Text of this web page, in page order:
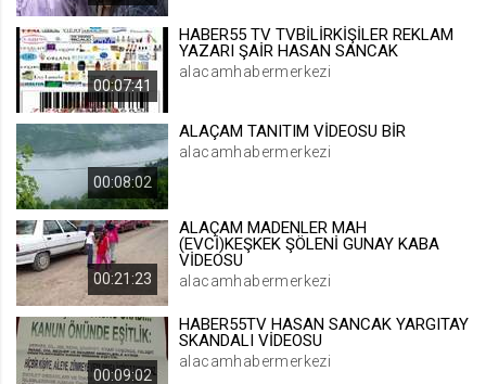
voteLike*
.web.tv
1 ay
.web.tv
beğenmeme
00:07:41
HABER55 TV TVBİLİRKİŞİLER REKLAM
YAZARI ŞAİR HASAN SANCAK
alacamhabermerkezi
00:08:02
ALAÇAM TANITIM VİDEOSU BİR
alacamhabermerkezi
00:21:23
ALAÇAM MADENLER MAH
(EVCİ)KEŞKEK ŞÖLENİ GUNAY KABA
VİDEOSU
alacamhabermerkezi
00:09:02
HABER55TV HASAN SANCAK YARGITAY
SKANDALI VİDEOSU
alacamhabermerkezi